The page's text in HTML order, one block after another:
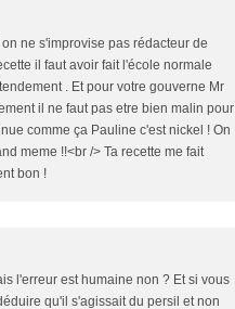
ne s'improvise pas rédacteur de
il faut avoir fait l'école normale
. Et pour votre gouverne Mr
il ne faut pas etre bien malin pour
comme ça Pauline c'est nickel ! On
meme !!<br /> Ta recette me fait
bon !
l'erreur est humaine non ? Et si vous
qu'il s'agissait du persil et non